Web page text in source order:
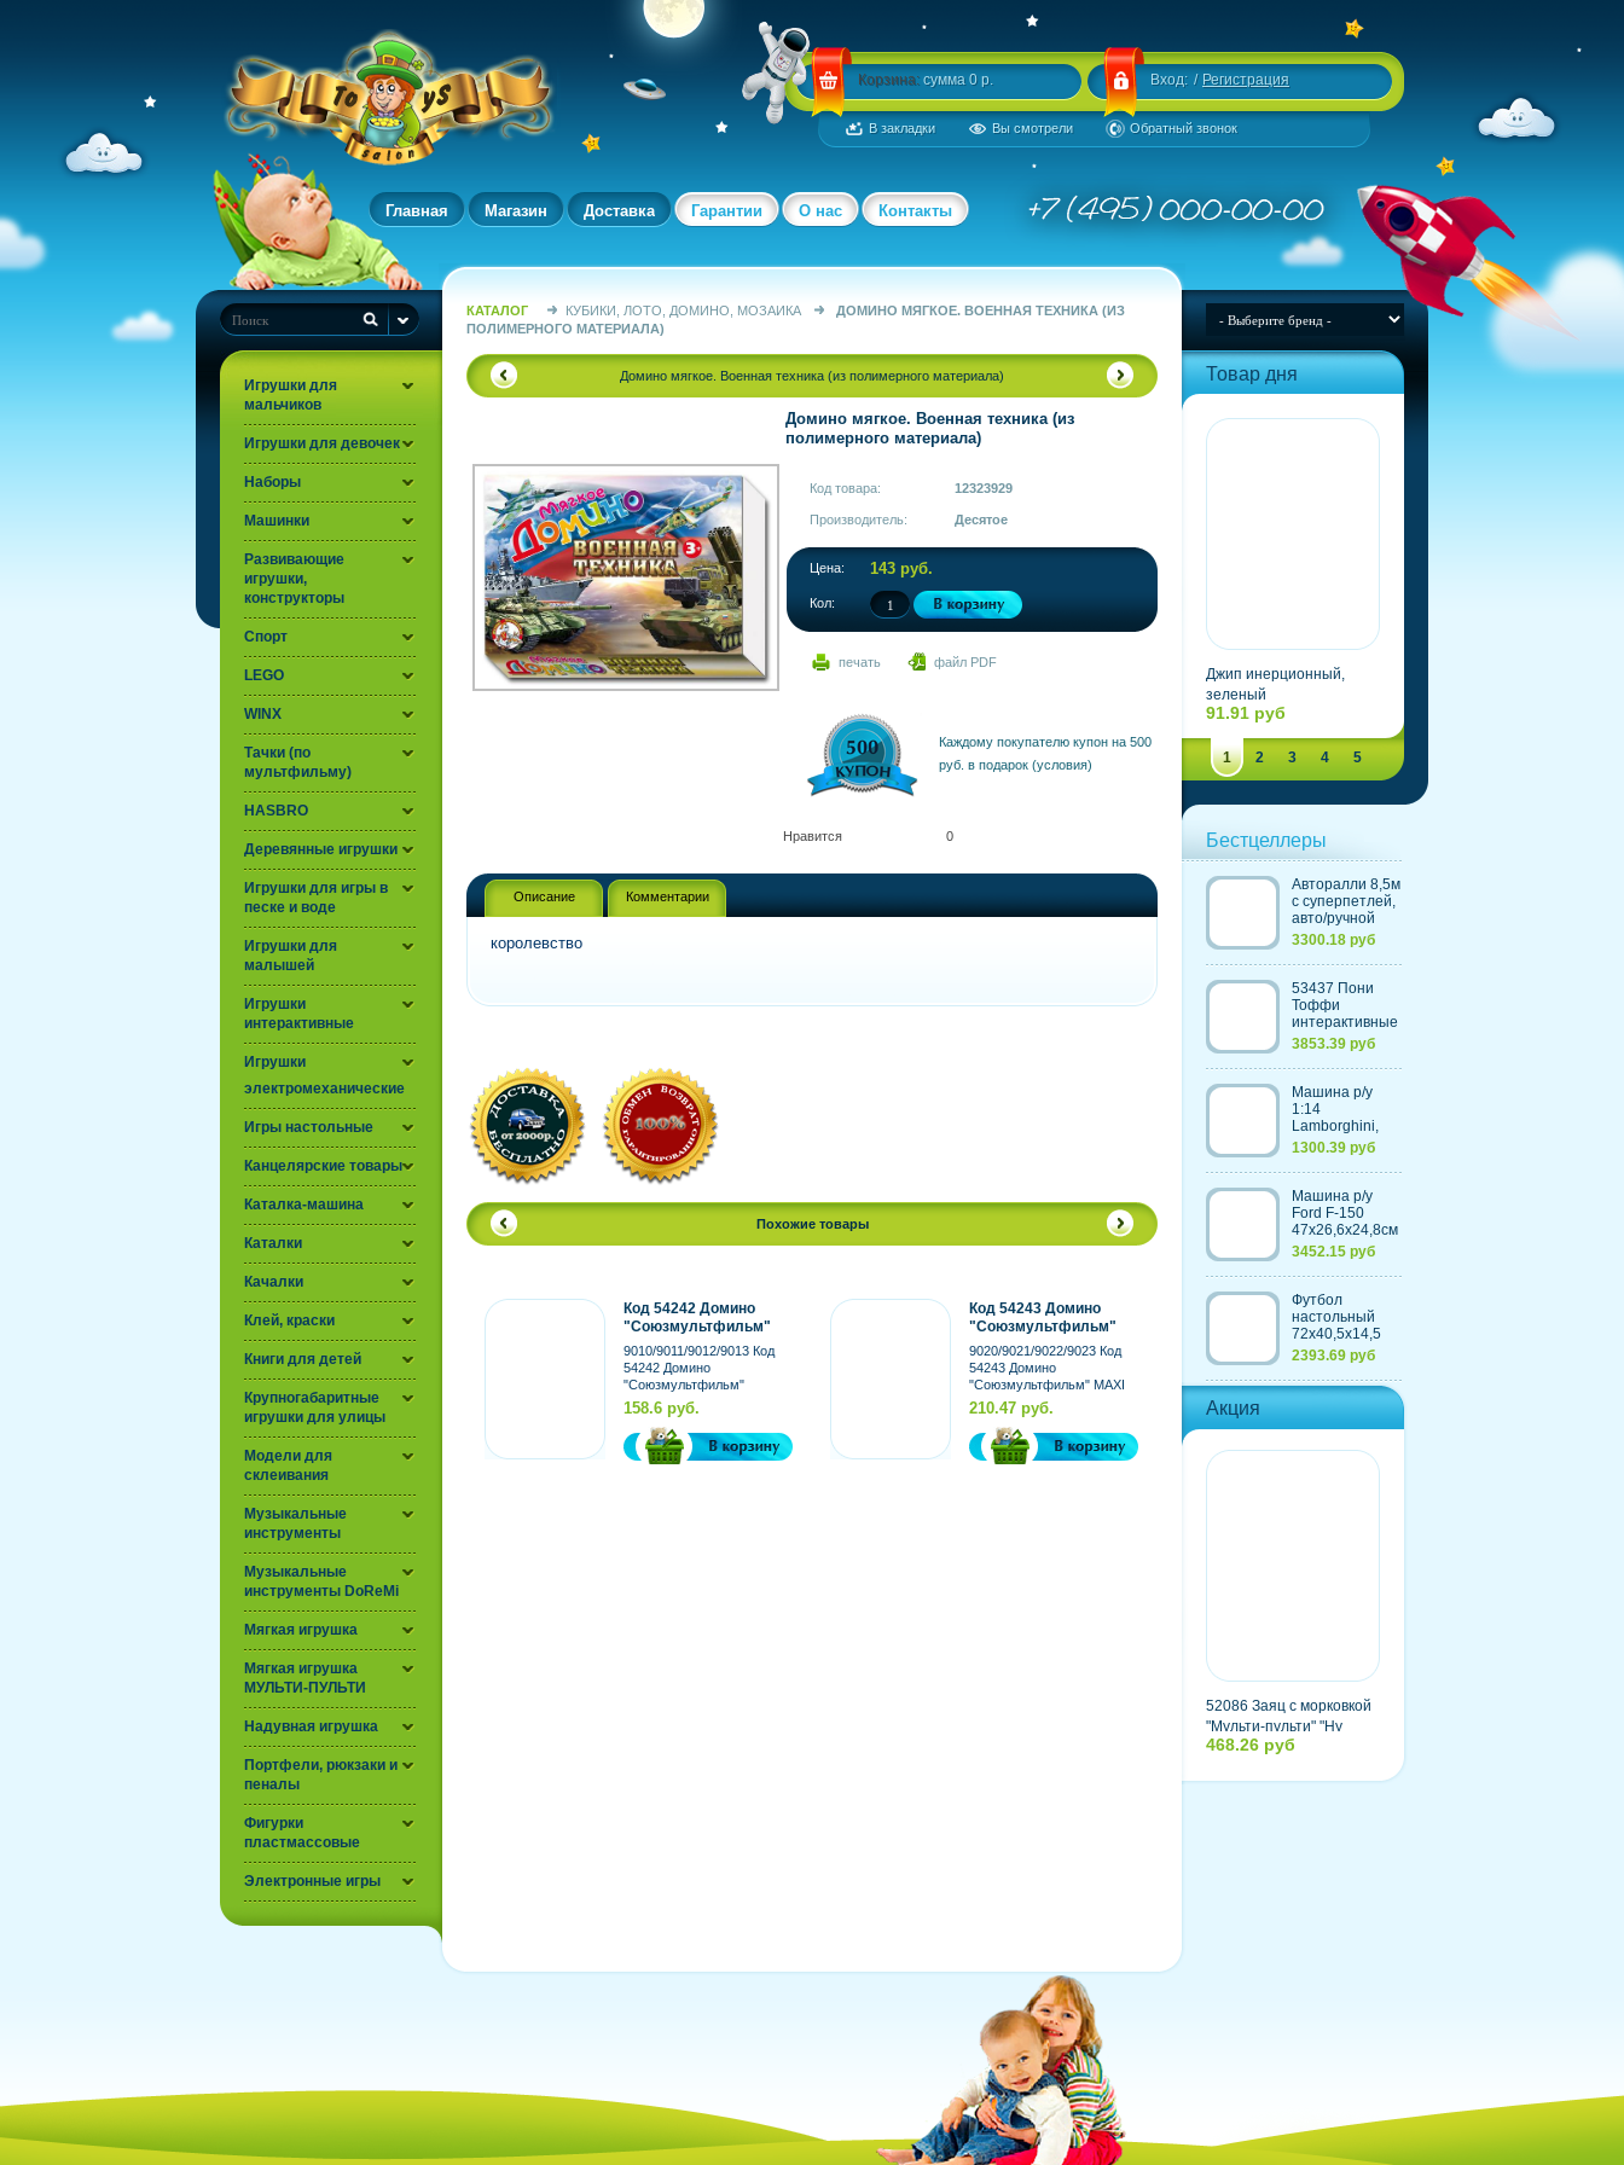
Корзина: сумма 0 р. Вход: / Регистрация
В закладки Вы смотрели Обратный звонок
Главная Магазин Доставка Гарантии О нас Контакты
Игрушки для
мальчиков
Игрушки для девочек
Наборы
Машинки
Развивающие
игрушки,
конструкторы
Спорт
LEGO
WINX
Тачки (по
мультфильму)
HASBRO
Деревянные игрушки
Игрушки для игры в
песке и воде
Игрушки для
малышей
Игрушки
интерактивные
Игрушки
электромеханические
Игры настольные
Канцелярские товары
Каталка-машина
Каталки
Качалки
Клей, краски
Книги для детей
Крупногабаритные
игрушки для улицы
Модели для
склеивания
Музыкальные
инструменты
Музыкальные
инструменты DoReMi
Мягкая игрушка
Мягкая игрушка
МУЛЬТИ-ПУЛЬТИ
Надувная игрушка
Портфели, рюкзаки и
пеналы
Фигурки
пластмассовые
Электронные игры
КАТАЛОГ КУБИКИ, ЛОТО, ДОМИНО, МОЗАИКА
ДОМИНО МЯГКОЕ. ВОЕННАЯ ТЕХНИКА (ИЗ
ПОЛИМЕРНОГО МАТЕРИАЛА)
Домино мягкое. Военная техника (из полимерного материала)
Домино мягкое. Военная техника (из
полимерного материала)
Код товара: 12323929
Производитель: Десятое
Цена: 143 руб.
Кол:
печать файл PDF
Каждому покупателю купон на 500
руб. в подарок (условия)
Нравится 0
Описание Комментарии
королевство
Похожие товары
Код 54242 Домино
"Союзмультфильм"
среднее деревянное в
ассортименте, 4 вида
9010/9011/9012/9013 Код
54242 Домино
"Союзмультфильм"
среднее деревянное в
ассортименте, 4 вида
Производитель: ...
158.6 руб.
Код 54243 Домино
"Союзмультфильм"
MAXI деревянное, в
ассортименте, 4 вида
9020/9021/9022/9023 Код
54243 Домино
"Союзмультфильм" MAXI
деревянное, в
ассортименте, 4 вида
Производитель: ADEX...
210.47 руб.
Товар дня
Джип инерционный,
зеленый
91.91 руб
1 2 3 4 5
Бестцеллеры
Авторалли 8,5м
c суперпетлей,
авто/ручной
контроль
скорости,
счетчик кругов
(220V) (Китай)
3300.18 руб
53437 Пони
Тоффи
интерактивные
(с морковкой и
3853.39 руб
Машина р/у
1:14
Lamborghini,
30,7х13,6х8,5см
1300.39 руб
Машина р/у
Ford F-150
47х26,6х24,8см
с
аккумулятором,
4 цвета
3452.15 руб
Футбол
настольный
72х40,5х14,5
см, из
пластмассы+элементы
из металла
2393.69 руб
Акция
52086 Заяц с морковкой
"Мульти-пульти" "Ну
погоди" озвученный,
468.26 руб